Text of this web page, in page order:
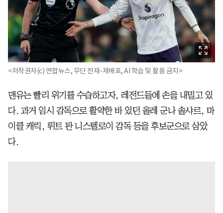
<저작권자(c) 연합뉴스, 무단 전재-재배포, AI 학습 및 활용 금지>
맨유는 빨리 위기를 수습하고자, 레전드들에 손을 내밀고 있
다. 과거 임시 감독으로 활약한 바 있던 올레 군나 솔샤르, 마
이클 캐릭, 뤼트 판 니스텔로이 감독 등을 후보군으로 삼았
다.